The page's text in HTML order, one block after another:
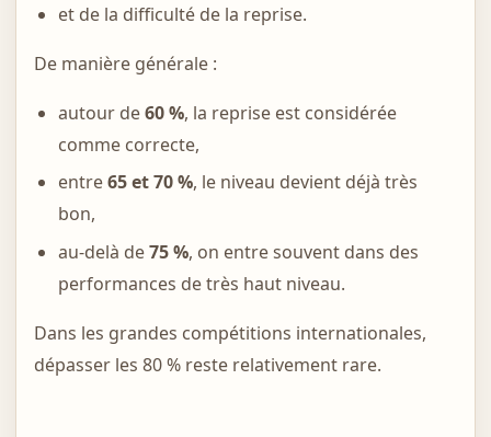
et de la difficulté de la reprise.
De manière générale :
autour de60 %, la reprise est considérée
comme correcte,
entre65 et 70 %, le niveau devient déjà très
bon,
au-delà de75 %, on entre souvent dans des
performances de très haut niveau.
Dans les grandes compétitions internationales,
dépasser les 80 % reste relativement rare.